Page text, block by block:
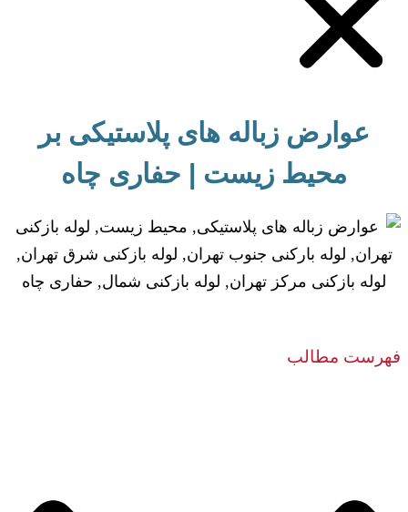
عوارض زباله های پلاستیکی بر
محیط زیست | حفاری چاه
فهرست مطالب